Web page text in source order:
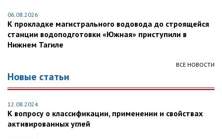
06.08.2026
К прокладке магистрального водовода до строящейся
станции водоподготовки «Южная» приступили в
Нижнем Тагиле
ВСЕ НОВОСТИ
Новые статьи
12.08.2024
К вопросу о классификации, применении и свойствах
активированных углей